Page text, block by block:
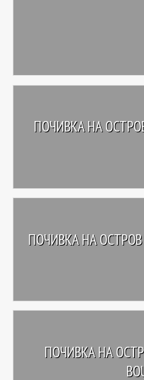
ПОЧИВКА НА
ПОЧИВКА НА ОСТРОВ
ПОЧИВКА НА